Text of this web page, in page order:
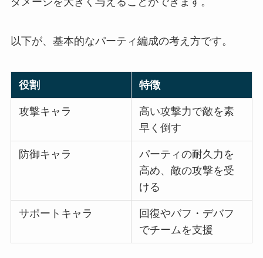
以下が、基本的なパーティ編成の考え方です。
役割 特徴
攻撃キャラ
高い攻撃力で敵を素
早く倒す
防御キャラ
パーティの耐久力を
高め、敵の攻撃を受
ける
サポートキャラ
回復やバフ・デバフ
でチームを支援